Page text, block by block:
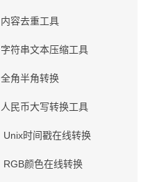
内容去重工具
字符串文本压缩工具
全角半角转换
人民币大写转换工具
Unix时间戳在线转换
RGB颜色在线转换